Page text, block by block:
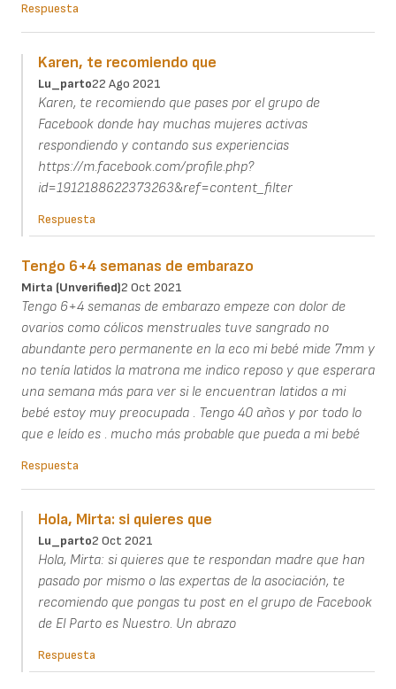
Respuesta
Karen, te recomiendo que
Lu_parto22 Ago 2021
Karen, te recomiendo que pases por el grupo de
Facebook donde hay muchas mujeres activas
respondiendo y contando sus experiencias
https://m.facebook.com/profile.php?
id=1912188622373263&ref=content_filter
Respuesta
Tengo 6+4 semanas de embarazo
Mirta (unverified)2 Oct 2021
Tengo 6+4 semanas de embarazo empeze con dolor de
ovarios como cólicos menstruales tuve sangrado no
abundante pero permanente en la eco mi bebé mide 7mm y
no tenía latidos la matrona me indico reposo y que esperara
una semana más para ver si le encuentran latidos a mi
bebé estoy muy preocupada . Tengo 40 años y por todo lo
que e leído es . mucho más probable que pueda a mi bebé
Respuesta
Hola, Mirta: si quieres que
Lu_parto2 Oct 2021
Hola, Mirta: si quieres que te respondan madre que han
pasado por mismo o las expertas de la asociación, te
recomiendo que pongas tu post en el grupo de Facebook
de El Parto es Nuestro. Un abrazo
Respuesta